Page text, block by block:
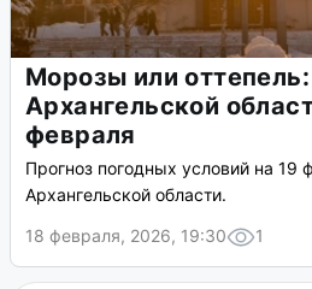
Морозы или оттепель:
Архангельской
февраля
Прогноз погодных условий на 19
Архангельской области.
18 февраля, 2026, 19:30
1